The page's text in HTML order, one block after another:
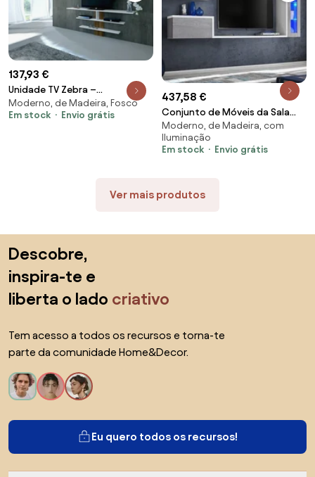
137,93 €
Unidade TV Zebra –
Branco/Nogueira – 160x160x30
cm
Moderno, de Madeira, Fosco
Em stock
Envio grátis
437,58 €
Conjunto de Móveis da Sala
Usher - Branco/Cinzento -
Design Moderno
Moderno, de Madeira, com
Iluminação
Em stock
Envio grátis
Ver mais produtos
Descobre,
inspira-te e
liberta o lado criativo
Tem acesso a todos os recursos e torna-te
parte da comunidade Home&Decor.
Eu quero todos os recursos!